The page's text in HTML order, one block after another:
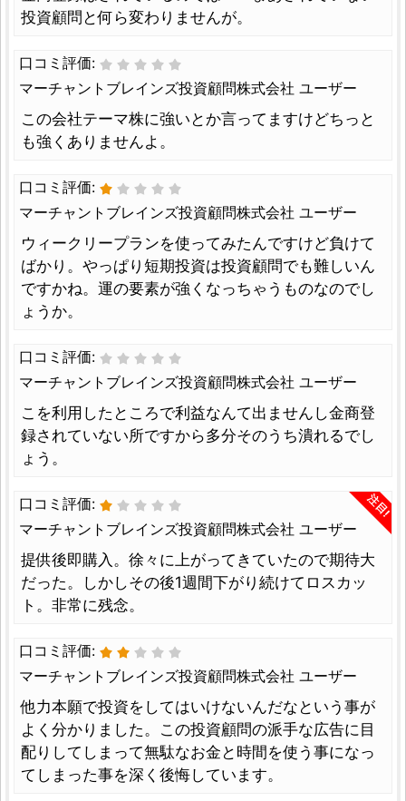
投資顧問と何ら変わりませんが。
口コミ評価:
マーチャントブレインズ投資顧問株式会社 ユーザー
この会社テーマ株に強いとか言ってますけどちっと
も強くありませんよ。
口コミ評価:
マーチャントブレインズ投資顧問株式会社 ユーザー
ウィークリープランを使ってみたんですけど負けて
ばかり。やっぱり短期投資は投資顧問でも難しいん
ですかね。運の要素が強くなっちゃうものなのでし
ょうか。
口コミ評価:
マーチャントブレインズ投資顧問株式会社 ユーザー
こを利用したところで利益なんて出ませんし金商登
録されていない所ですから多分そのうち潰れるでし
ょう。
注目!
口コミ評価:
マーチャントブレインズ投資顧問株式会社 ユーザー
提供後即購入。徐々に上がってきていたので期待大
だった。しかしその後1週間下がり続けてロスカッ
ト。非常に残念。
口コミ評価:
マーチャントブレインズ投資顧問株式会社 ユーザー
他力本願で投資をしてはいけないんだなという事が
よく分かりました。この投資顧問の派手な広告に目
配りしてしまって無駄なお金と時間を使う事になっ
てしまった事を深く後悔しています。